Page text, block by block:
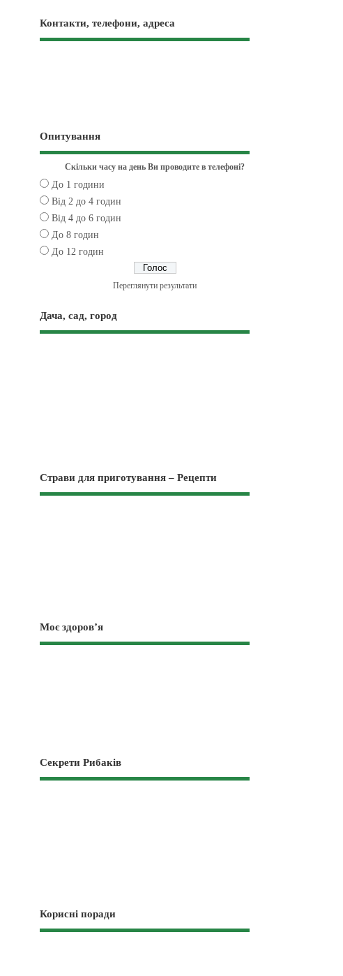
Контакти, телефони, адреса
Опитування
Скільки часу на день Ви проводите в телефоні?
До 1 години
Від 2 до 4 годин
Від 4 до 6 годин
До 8 годин
До 12 годин
Переглянути результати
Дача, сад, город
Страви для приготування – Рецепти
Моє здоров’я
Секрети Рибаків
Корисні поради